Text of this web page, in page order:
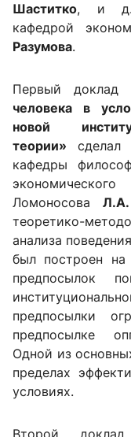
Шаститко, и
кафедрой
Разумова.
Первый
человека в
новой
теории» сделал
кафедры
Ломоносова
теоретико-
анализа
был построен на
предпосылок
предпосылки
предпосылке
Одной из
пределах
условиях.